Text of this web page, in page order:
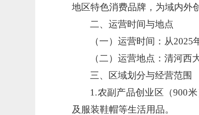
地区特色消费品牌，为域内外
二、运营时间与地点
（一）运营时间： 从2025
（二）运营地点：清河西
三、区域划分与经营范围
1.农副产品创业区（900
及服装鞋帽等生活用品。